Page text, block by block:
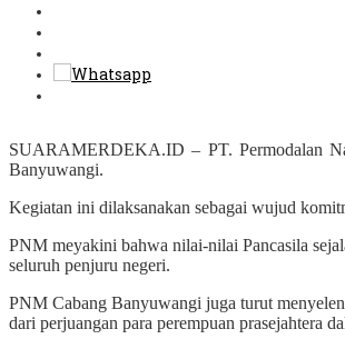
SUARAMERDEKA.ID – PT. Permodalan
Banyuwangi.
Kegiatan ini dilaksanakan sebagai wujud
PNM meyakini bahwa nilai-nilai Pancasila
seluruh penjuru negeri.
PNM Cabang Banyuwangi juga turut
dari perjuangan para perempuan prasejahtera